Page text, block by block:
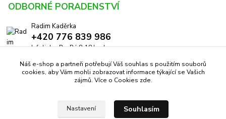
ODBORNÉ PORADENSTVÍ
Radim Kaděrka
+420 776 839 986
Infolinka: Po-Pá 8-18 hod.
info@pricniky.cz
Náš e-shop a partneři potřebují Váš souhlas s použitím souborů
cookies, aby Vám mohli zobrazovat informace týkající se Vašich
zájmů. Více o Cookies zde.
Nastavení Souhlasím